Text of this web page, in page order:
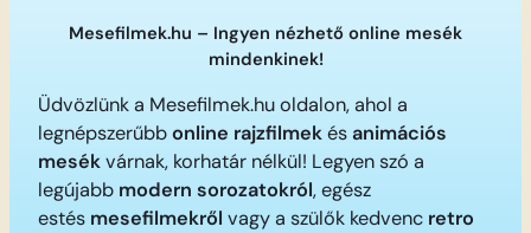
Mesefilmek.hu – Ingyen nézhető online mesék
mindenkinek!
Üdvözlünk a Mesefilmek.hu oldalon, ahol a
legnépszerűbbonline rajzfilmekésanimációs
mesékvárnak, korhatár nélkül! Legyen szó a
legújabb modern sorozatokról, egész
estés mesefilmekről vagy a szülők kedvenc retro